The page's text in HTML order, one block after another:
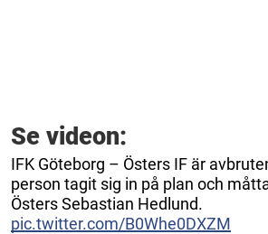
Se videon:
IFK Göteborg – Östers IF är
person tagit sig in på plan och
Östers Sebastian Hedlund.
pic.twitter.com/B0Whe0DXZM